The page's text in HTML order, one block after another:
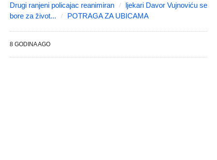
Drugi ranjeni policajac reanimiran
ljekari Davor Vujnoviću se
bore za život...
POTRAGA ZA UBICAMA
8 GODINA AGO